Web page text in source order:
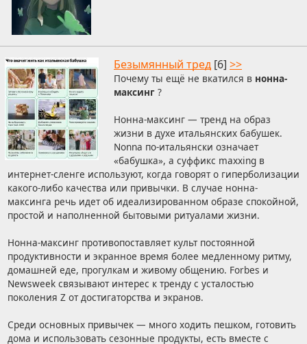
Безымянный тред [6] >>
Почему ты ещё не вкатился в нонна-
максинг ?
Нонна-максинг — тренд на образ
жизни в духе итальянских бабушек.
Nonna по-итальянски означает
«бабушка», а суффикс maxxing в
интернет-сленге используют, когда говорят о гиперболизации
какого-либо качества или привычки. В случае нонна-
максинга речь идет об идеализированном образе спокойной,
простой и наполненной бытовыми ритуалами жизни.
Нонна-максинг противопоставляет культ постоянной
продуктивности и экранное время более медленному ритму,
домашней еде, прогулкам и живому общению. Forbes и
Newsweek связывают интерес к тренду с усталостью
поколения Z от достигаторства и экранов.
Среди основных привычек — много ходить пешком, готовить
дома и использовать сезонные продукты, есть вместе с